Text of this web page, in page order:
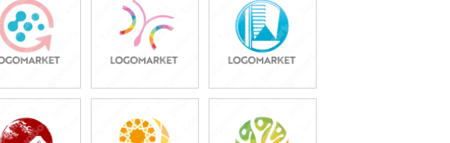
49,800円
(税込54,780円)
49,800円
(税込54,780円)
49,800円
(税込54,780円)
49,800円
(税込54,780円)
49,800円
(税込54,780円)
49,800円
(税込54,780円)